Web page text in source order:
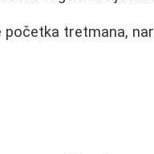
tretmana,